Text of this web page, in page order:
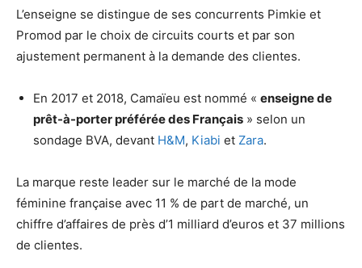
L’enseigne se distingue de ses concurrents Pimkie et
Promod par le choix de circuits courts et par son
ajustement permanent à la demande des clientes.
En 2017 et 2018, Camaïeu est nommé « enseigne de
prêt-à-porter préférée des Français » selon un
sondage BVA, devant H&M, Kiabi et Zara.
La marque reste leader sur le marché de la mode
féminine française avec 11 % de part de marché, un
chiffre d’affaires de près d’1 milliard d’euros et 37 millions
de clientes.